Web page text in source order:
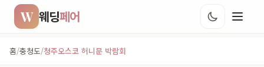
W 웨딩페어
홈/충청도/청주오스코 허니문 박람회